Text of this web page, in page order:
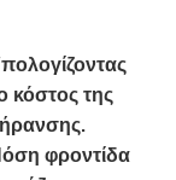
κόστος της
φροντίδα